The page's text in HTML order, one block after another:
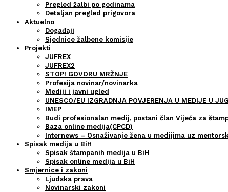
Pregled žalbi po godinama
Detaljan pregled prigovora
Aktuelno
Događaji
Sjednice žalbene komisije
Projekti
JUFREX
JUFREX2
STOP! GOVORU MRŽNJE
Profesija novinar/novinarka
Mediji i javni ugled
UNESCO/EU IZGRADNJA POVJERENJA U MEDIJE U
IMEP
Budi profesionalan medij, postani član Vijeća za
Baza online medija(CPCD)
Internews – Osnaživanje žena u medijima uz
Spisak medija u BiH
Spisak štampanih medija u BiH
Spisak online medija u BiH
Smjernice i zakoni
Ljudska prava
Novinarski zakoni